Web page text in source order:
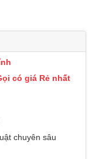
có giá Rẻ nhất
chuyên sâu